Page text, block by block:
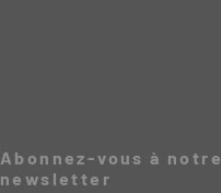
Abonnez-vous à notre
newsletter